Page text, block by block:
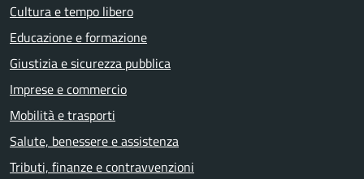
Cultura e tempo libero
Educazione e formazione
Giustizia e sicurezza pubblica
Imprese e commercio
Mobilità e trasporti
Salute, benessere e assistenza
Tributi, finanze e contravvenzioni